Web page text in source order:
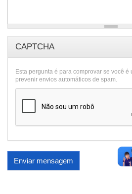
CAPTCHA
Esta pergunta é para comprovar se você é
prevenir envios automáticos de spam.
Enviar mensagem